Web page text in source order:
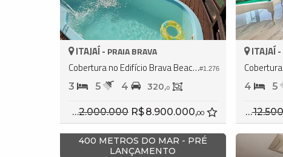
#1.276
ITAJAÍ - PRAIA BRAVA
Cobertura no Edifício Brava Beach Internacional
3 5 4 320,0
R$ 12.000.000 R$ 8.900.000,00
ITAJAÍ -
4 5
R$ 12.500.000
400 METROS DO MAR - PRÉ
LANÇAMENTO